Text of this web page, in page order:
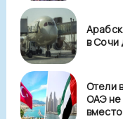
в Сочи
Отели
ОАЭ не